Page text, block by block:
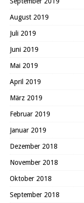
August 2019
Juli 2019
Juni 2019
Mai 2019
April 2019
März 2019
Februar 2019
Januar 2019
Dezember 2018
November 2018
Oktober 2018
September 2018